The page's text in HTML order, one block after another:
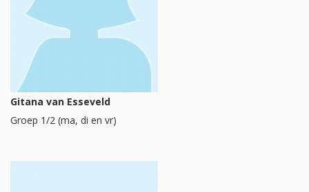
Gitana van Esseveld
Groep 1/2 (ma, di en vr)